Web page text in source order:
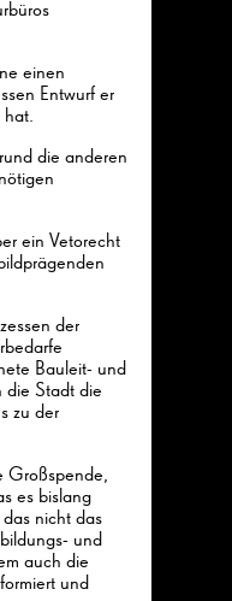
einen
Entwurf er
hat.
die anderen
ein Vetorecht
der
Bauleit- und
die Stadt die
zu der
Großspende,
es bislang
nicht das
und
auch die
und